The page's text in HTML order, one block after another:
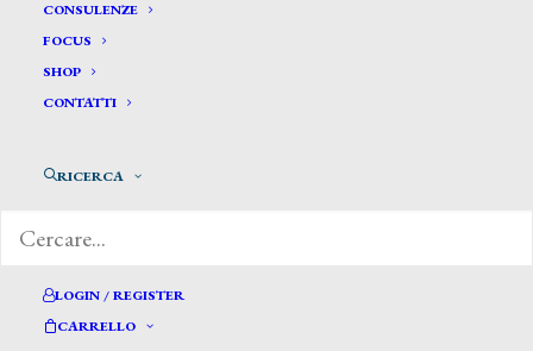
CONSULENZE
FOCUS
SHOP
CONTATTI
RICERCA
LOGIN / REGISTER
CARRELLO
Cuturier I.